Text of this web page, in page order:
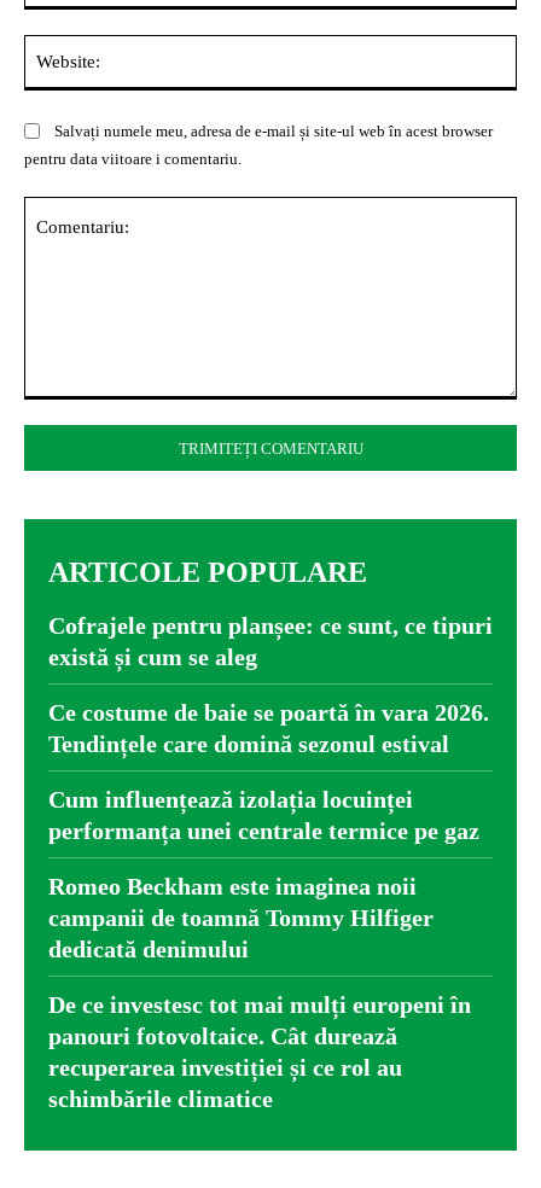
Salvați numele meu, adresa de e-mail și site-ul web în acest browser
pentru data viitoare i comentariu.
ARTICOLE POPULARE
Cofrajele pentru planșee: ce sunt, ce tipuri
există și cum se aleg
Ce costume de baie se poartă în vara 2026.
Tendințele care domină sezonul estival
Cum influențează izolația locuinței
performanța unei centrale termice pe gaz
Romeo Beckham este imaginea noii
campanii de toamnă Tommy Hilfiger
dedicată denimului
De ce investesc tot mai mulți europeni în
panouri fotovoltaice. Cât durează
recuperarea investiției și ce rol au
schimbările climatice